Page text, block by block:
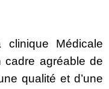
Médicale
cadre agréable de
qualité et d’une